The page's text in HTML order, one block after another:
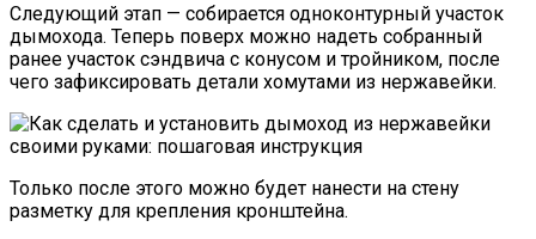
Следующий этап — собирается одноконтурный участок
дымохода. Теперь поверх можно надеть собранный
ранее участок сэндвича с конусом и тройником, после
чего зафиксировать детали хомутами из нержавейки.
Только после этого можно будет нанести на стену
разметку для крепления кронштейна.